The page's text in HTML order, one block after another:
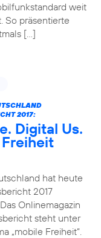
weit
So präsentierte
[…]
2017:
Digital Us.
hat heute
2017
Onlinemagazin
steht unter
„mobile Freiheit“.